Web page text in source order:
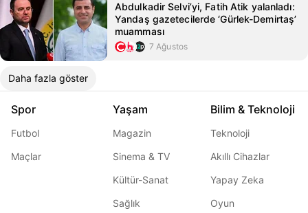
Abdulkadir Selvi’yi, Fatih Atik yalanladı:
Yandaş gazetecilerde ‘Gürlek-Demirtaş’
muamması
7 Ağustos
Daha fazla göster
Spor
Futbol
Maçlar
Yaşam
Magazin
Sinema & TV
Kültür-Sanat
Sağlık
Bilim & Teknoloji
Teknoloji
Akıllı Cihazlar
Yapay Zeka
Oyun